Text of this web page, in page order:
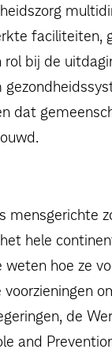
faciliteiten,
bij de
dat
hele
hoe ze
de
and